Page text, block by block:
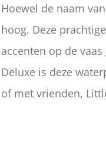
Hoewel de naam
hoog. Deze
accenten op de
Deluxe is deze
of met vrienden,